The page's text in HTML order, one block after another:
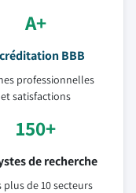
A+
BBB
professionnelles
et satisfactions
150+
de recherche
plus de 10 secteurs